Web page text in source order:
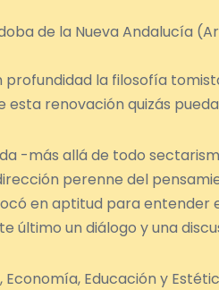
de la Nueva Andalucía
profundidad la filosofía
renovación quizás
-más allá de todo
perenne del
en aptitud para entender
un diálogo y una
Educación y